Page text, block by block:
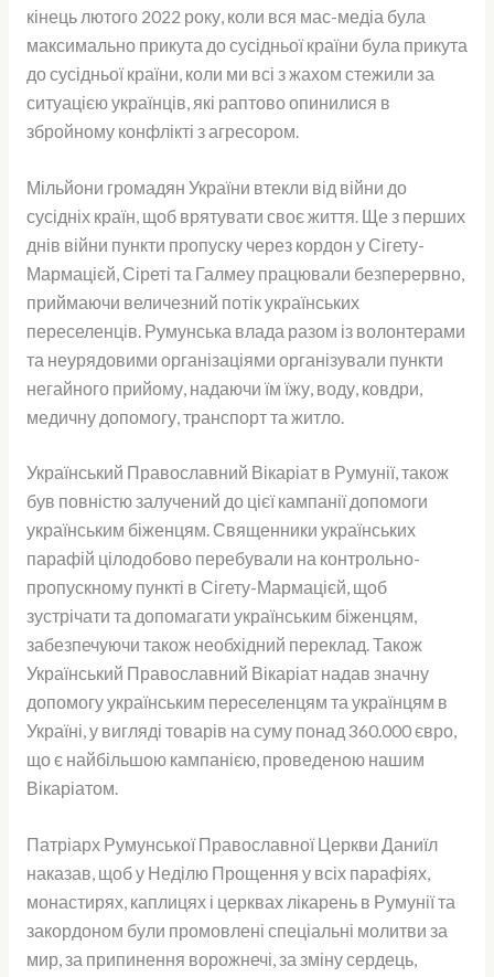
кінець лютого 2022 року, коли вся мас-медіа була
максимально прикута до сусідньої країни була прикута
до сусідньої країни, коли ми всі з жахом стежили за
ситуацією українців, які раптово опинилися в
збройному конфлікті з агресором.
Мільйони громадян України втекли від війни до
сусідніх країн, щоб врятувати своє життя. Ще з перших
днів війни пункти пропуску через кордон у Сігету-
Мармацієй, Сіреті та Галмеу працювали безперервно,
приймаючи величезний потік українських
переселенців. Румунська влада разом із волонтерами
та неурядовими організаціями організували пункти
негайного прийому, надаючи їм їжу, воду, ковдри,
медичну допомогу, транспорт та житло.
Український Православний Вікаріат в Румунії, також
був повністю залучений до цієї кампанії допомоги
українським біженцям. Священники українських
парафій цілодобово перебували на контрольно-
пропускному пункті в Сігету-Мармацієй, щоб
зустрічати та допомагати українським біженцям,
забезпечуючи також необхідний переклад. Також
Український Православний Вікаріат надав значну
допомогу українським переселенцям та українцям в
Україні, у вигляді товарів на суму понад 360.000 євро,
що є найбільшою кампанією, проведеною нашим
Вікаріатом.
Патріарх Румунської Православної Церкви Даниїл
наказав, щоб у Неділю Прощення у всіх парафіях,
монастирях, каплицях і церквах лікарень в Румунії та
закордоном були промовлені спеціальні молитви за
мир, за припинення ворожнечі, за зміну сердець,